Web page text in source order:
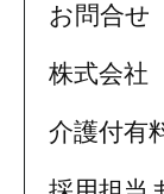
お問合せ
株式会
介護付